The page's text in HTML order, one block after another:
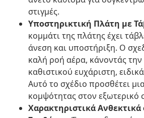
στιγμές.
Υποστηρικτική Πλάτη με
κομμάτι της πλάτης έχει
άνεση και υποστήριξη. Ο
καλή ροή αέρα, κάνοντάς την
καθιστικού ευχάριστη,
Αυτό το σχέδιο προσθέτει
κομψότητας στον εξωτερικό
Χαρακτηριστικά Ανθεκτικά